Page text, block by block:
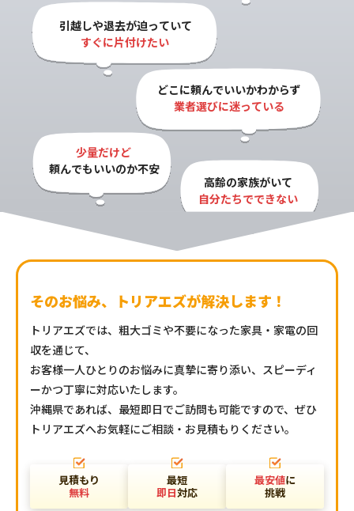
業者選びに迷っている
どこに頼んでいいかわからず
自分たちでできない
高齢の家族がいて
すぐに片付けたい
引越しや退去が迫っていて
頼んでもいいのか不安
少量だけど
そのお悩み、トリアエズが解決します！
トリアエズでは、粗大ゴミや不要になった家具・家電の回
収を通じて、
お客様一人ひとりのお悩みに真摯に寄り添い、スピーディ
ーかつ丁寧に対応いたします。
沖縄県であれば、最短即日でご訪問も可能ですので、ぜひ
トリアエズへお気軽にご相談・お見積もりください。
見積もり
無料
最短
即日対応
最安値に
挑戦